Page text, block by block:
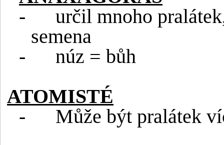
-
určil mnoho
semena
-
núz = bůh
ATOMISTÉ
-
Může být pralátek